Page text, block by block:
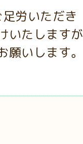
労いただき
いたしますが
いします。